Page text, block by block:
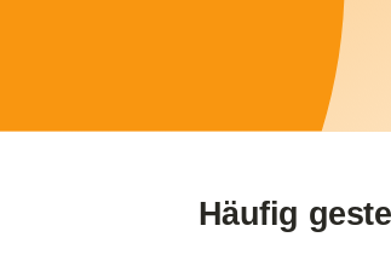
Häufig